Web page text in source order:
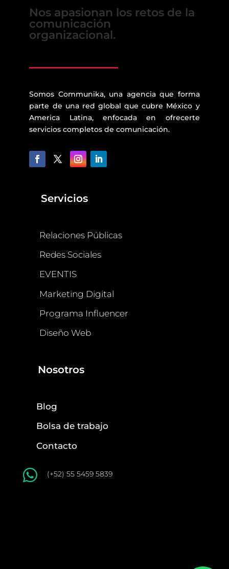
Nos apasionan los retos de la
comunicación
organizacional.
Somos Communika, una agencia que forma
parte de una red global que cubre México y
America Latina, enfocada en ofrecerte
servicios completos de comunicación.
Servicios
Relaciones Públicas
Redes Sociales
EVENTIS
Marketing Digital
Programa Influencer
Diseño Web
Nosotros
Blog
Bolsa de trabajo
Contacto
 (+52) 55 5459 5839